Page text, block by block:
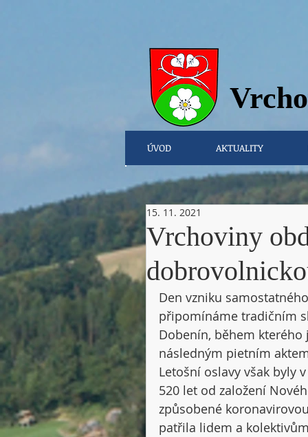
ÚVOD AKTUALITY
Vrchoviny
15. 11. 2021
Den vzniku
připomínáme tradičním
Dobenín, během
následným pietním
Letošní oslavy však byly
520 let od založení
způsobené
patřila lidem a